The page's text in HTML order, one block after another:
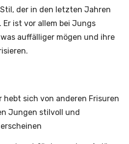
der in den letzten Jahren
ist vor allem bei Jungs
auffälliger mögen und ihre
hebt sich von anderen Frisuren
Jungen stilvoll und